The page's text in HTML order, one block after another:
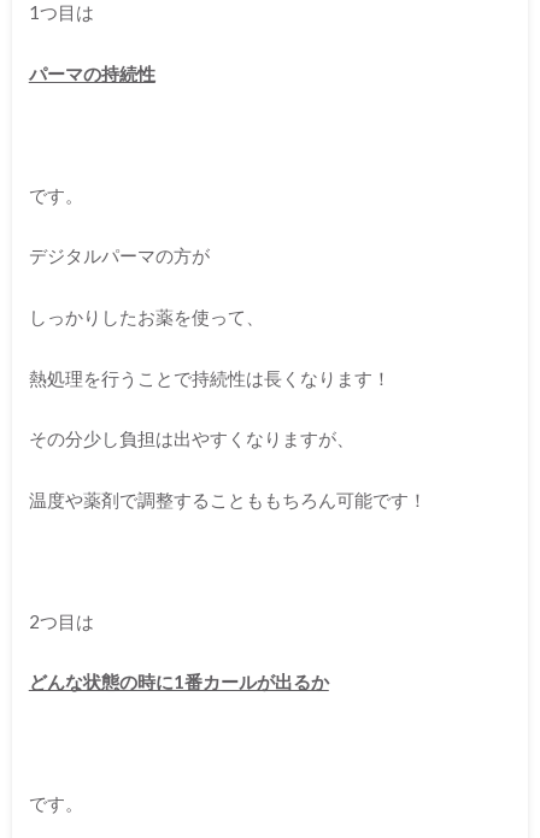
1つ目は
パーマの持続性
です。
デジタルパーマの方が
しっかりしたお薬を使って、
熱処理を行うことで持続性は長くなります！
その分少し負担は出やすくなりますが、
温度や薬剤で調整することももちろん可能です！
2つ目は
どんな状態の時に1番カールが出るか
です。